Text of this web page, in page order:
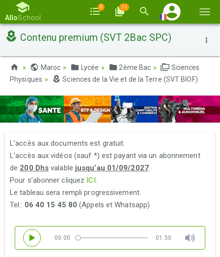
la
AlloSchool
9 11
Contenu premium (SVT 2Bac SPC)
Maroc Lycée 2ème Bac
Sciences
Physiques
Sciences de la Vie et de la Terre (SVT BIOF)
L’accès aux documents est gratuit.
L’accès aux vidéos (sauf *) est payant via un abonnement
de 200 Dhs valable jusqu’au 01/09/2027.
Pour s’abonner cliquez ICI .
Le tableau sera rempli progressivement.
Tel.: 06 40 15 45 80 (Appels et Whatsapp)
00:00 01:50